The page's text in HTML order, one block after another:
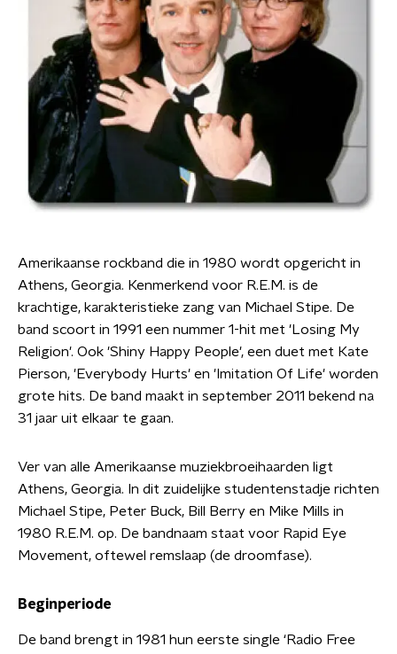
Amerikaanse rockband die in 1980 wordt opgericht in
Athens, Georgia. Kenmerkend voor R.E.M. is de
krachtige, karakteristieke zang van Michael Stipe. De
band scoort in 1991 een nummer 1-hit met 'Losing My
Religion'. Ook 'Shiny Happy People', een duet met Kate
Pierson, 'Everybody Hurts' en 'Imitation Of Life' worden
grote hits. De band maakt in september 2011 bekend na
31 jaar uit elkaar te gaan.
Ver van alle Amerikaanse muziekbroeihaarden ligt
Athens, Georgia. In dit zuidelijke studentenstadje richten
Michael Stipe, Peter Buck, Bill Berry en Mike Mills in
1980 R.E.M. op. De bandnaam staat voor Rapid Eye
Movement, oftewel remslaap (de droomfase).
Beginperiode
De band brengt in 1981 hun eerste single ‘Radio Free